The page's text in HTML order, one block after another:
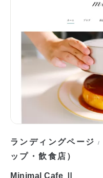
ランディングページ /
ップ・飲食店）
Minimal Cafe Ⅱ